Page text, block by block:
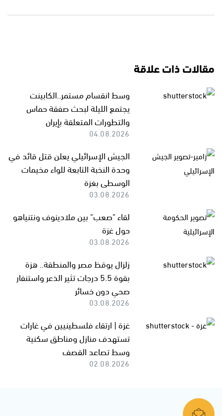
مقالات ذات علاقة
وسط انقسام مستمر..الكابينت
يجتمع الليلة لبحث صفقة حماس
والتطورات المتعلقة بإيران
04.08.2026
الجيش الإسرائيلي يعلن قتل قائد في
وحدة النخبة التابعة للواء مخيمات
الوسطى بغزة
03.08.2026
لقاء "صعب" بين ملادينوف ونتنياهو
حول غزة
03.08.2026
زلزال يوقظ مصر والمنطقة.. هزة
بقوة 5.5 درجات تثير الذعر واستنفار
صحي دون خسائر
03.08.2026
غزة | ارتقاء فلسطينيين في غارات
تستهدف منازل ومناطق سكنية
وسط تصاعد القصف
02.08.2026